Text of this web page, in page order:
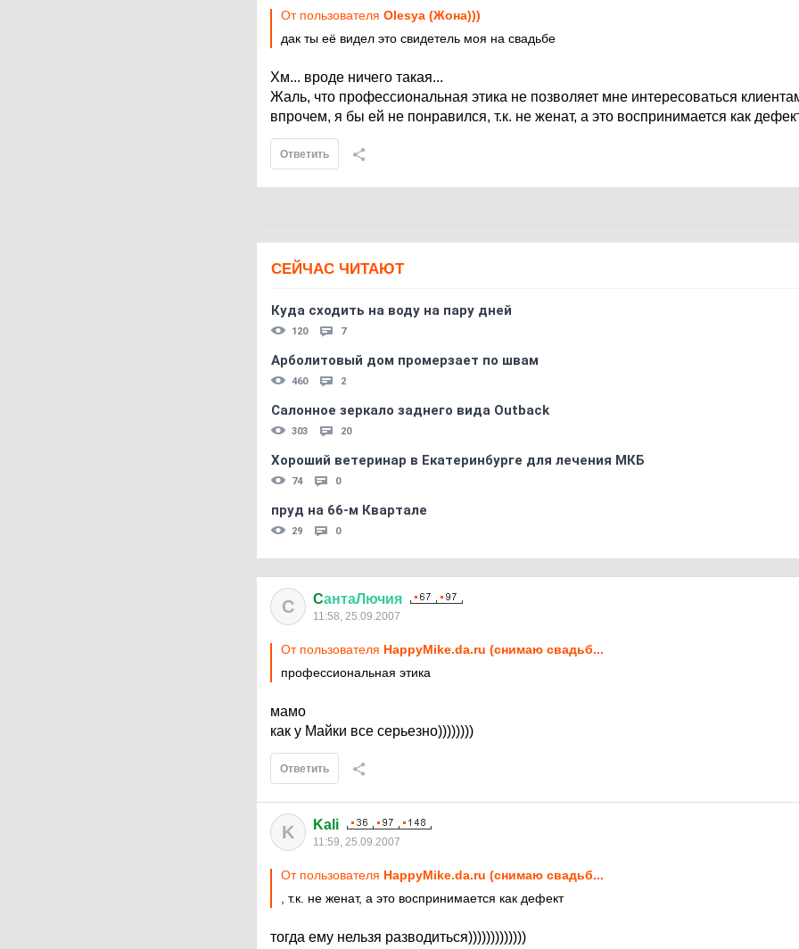
От пользователя Olesya (Жона)))
дак ты её видел это свидетель моя на свадьбе
Хм... вроде ничего такая...
Жаль, что профессиональная этика не позволяет мне интересоваться
впрочем, я бы ей не понравился, т.к. не женат, а это воспринимается как
Ответить
СЕЙЧАС ЧИТАЮТ
Куда сходить на воду на пару дней
120 7
Арболитовый дом промерзает по швам
460 2
Салонное зеркало заднего вида Outback
303 20
Хороший ветеринар в Екатеринбурге для лечения МКБ
74 0
пруд на 66-м Квартале
29 0
C CантаЛючия
11:58, 25.09.2007
От пользователя HappyMike.da.ru (снимаю свадьб...
профессиональная этика
мамо
как у Майки все серьезно))))))))
Ответить
K Kali
11:59, 25.09.2007
От пользователя HappyMike.da.ru (снимаю свадьб...
, т.к. не женат, а это воспринимается как дефект
тогда ему нельзя разводиться)))))))))))))